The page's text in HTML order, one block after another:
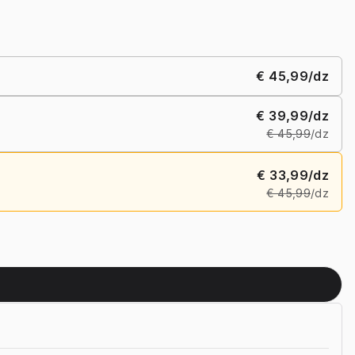
€ 45,99/dz
€ 39,99/dz
€ 45,99/dz
€ 33,99/dz
€ 45,99/dz